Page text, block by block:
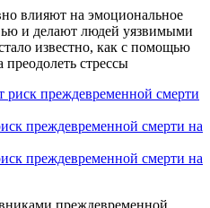
влияют на эмоциональное
и делают людей уязвимыми
известно, как с помощью
стрессы
преждевременной смерти на
преждевременной смерти на